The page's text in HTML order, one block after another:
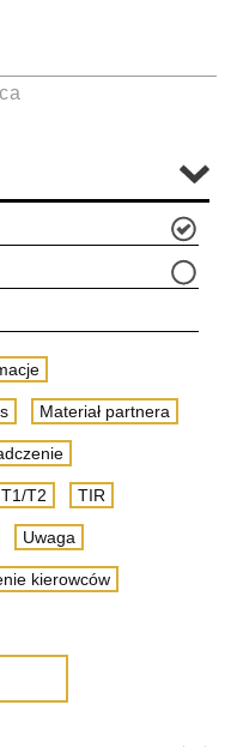
Materiał partnera
T1/T2 TIR
Uwaga
kierowców